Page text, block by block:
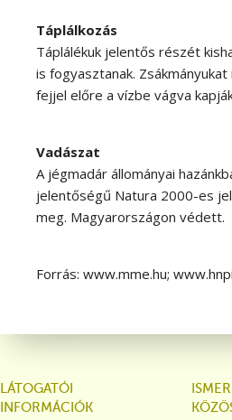
Táplálkozás
Táplálékuk jelentős részét
is fogyasztanak.
fejjel előre a vízbe vágva
Vadászat
A jégmadár állományai
jelentőségű Natura 2000-es
meg. Magyarországon védett.
Forrás: www.mme.hu;
LÁTOGATÓI
INFORMÁCIÓK